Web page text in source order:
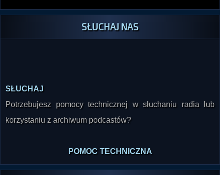
SŁUCHAJ NAS
SŁUCHAJ
Potrzebujesz pomocy technicznej w słuchaniu radia lub
korzystaniu z archiwum podcastów?
POMOC TECHNICZNA